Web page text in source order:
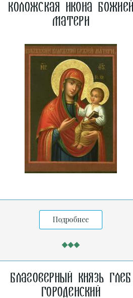
Коложская икона
Матери
Подробнее
Благоверный князь Глеб
Городенский